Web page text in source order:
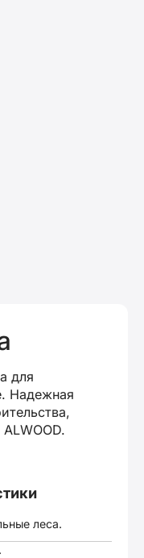
для
Надежная
леса.